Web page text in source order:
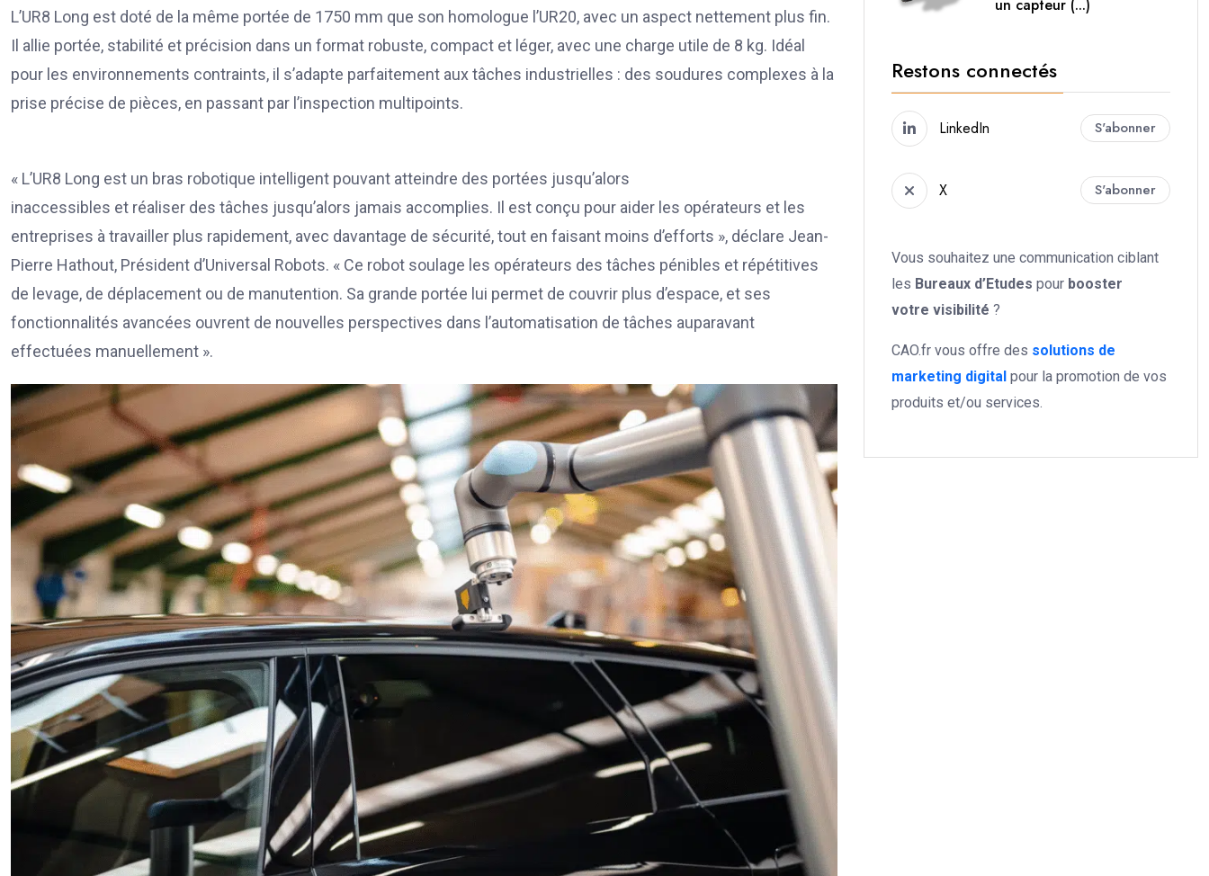
L’UR8 Long est doté de la même portée de 1750 mm que son homologue l’UR20, avec un aspect nettement plus fin.
Il allie portée, stabilité et précision dans un format robuste, compact et léger, avec une charge utile de 8 kg. Idéal
pour les environnements contraints, il s’adapte parfaitement aux tâches industrielles : des soudures complexes à la
prise précise de pièces, en passant par l’inspection multipoints.
« L’UR8 Long est un bras robotique intelligent pouvant atteindre des portées jusqu’alors
inaccessibles et réaliser des tâches jusqu’alors jamais accomplies. Il est conçu pour aider les opérateurs et les
entreprises à travailler plus rapidement, avec davantage de sécurité, tout en faisant moins d’efforts », déclare Jean-
Pierre Hathout, Président d’Universal Robots. « Ce robot soulage les opérateurs des tâches pénibles et répétitives
de levage, de déplacement ou de manutention. Sa grande portée lui permet de couvrir plus d’espace, et ses
fonctionnalités avancées ouvrent de nouvelles perspectives dans l’automatisation de tâches auparavant
effectuées manuellement ».
un capteur (...)
Restons connectés
LinkedIn S'abonner
X S'abonner
Vous souhaitez une communication ciblant
les Bureaux d’Etudes pour booster
votre visibilité ?
CAO.fr vous offre des solutions de
marketing digital pour la promotion de vos
produits et/ou services.